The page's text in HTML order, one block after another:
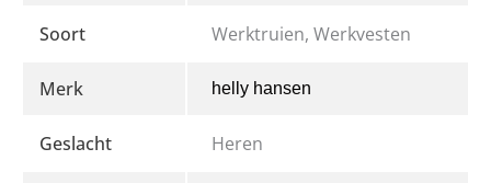
Soort Werktruien, Werkvesten
Merk helly hansen
Geslacht Heren